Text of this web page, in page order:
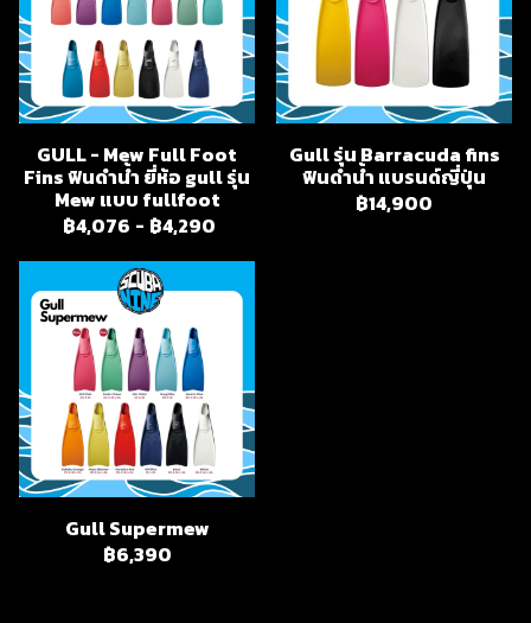
GULL - Mew Full Foot
Fins ฟินดำน้ำ ยี่ห้อ gull รุ่น
Mew แบบ fullfoot
฿4,076 - ฿4,290
Gull รุ่น Barracuda fins
ฟินดำน้ำ แบรนด์ญี่ปุ่น
฿14,900
Gull Supermew
฿6,390